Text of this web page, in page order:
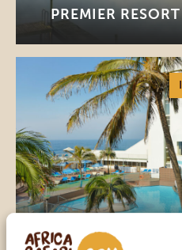
PREMIER
FIRST GROUP